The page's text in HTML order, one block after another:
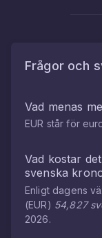
Frågor och
Vad menas
EUR står för
Vad kostar
svenska
Enligt dagens
(EUR) 54,827
2026.